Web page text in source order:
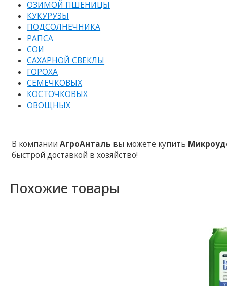
ОЗИМОЙ ПШЕНИЦЫ
КУКУРУЗЫ
ПОДСОЛНЕЧНИКА
РАПСА
СОИ
САХАРНОЙ СВЕКЛЫ
ГОРОХА
СЕМЕЧКОВЫХ
КОСТОЧКОВЫХ
ОВОЩНЫХ
В компанииАгроАнталь вы можете купить
быстрой доставкой в ​​хозяйство!
Похожие товары